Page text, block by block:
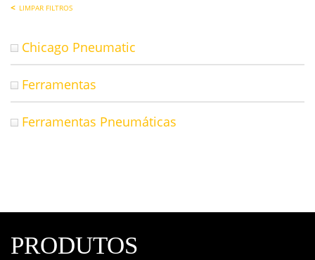
LIMPAR FILTROS
Chicago Pneumatic
Ferramentas
Ferramentas Pneumáticas
PRODUTOS